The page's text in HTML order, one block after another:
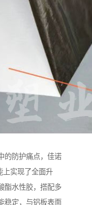
的防护痛点，佳诺
上实现了全面升
酯水性胶，搭配多
稳定，与铝板表面